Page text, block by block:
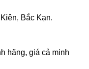
Bắc Kạn.
hãng, giá cả minh